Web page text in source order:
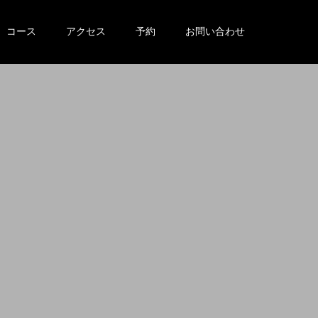
コース アクセス 予約 お問い合わせ